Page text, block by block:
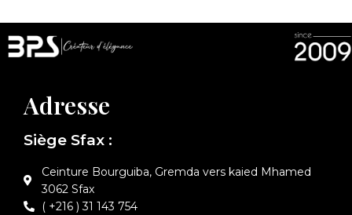
Adresse
Siège Sfax :
Ceinture Bourguiba, Gremda vers kaied Mhamed
3062 Sfax
( +216 ) 31 143 754